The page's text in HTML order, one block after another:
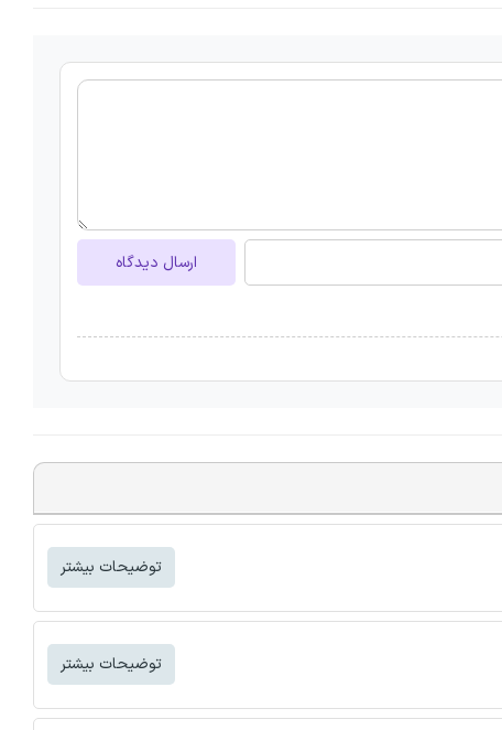
ارسال دیدگاه
توضیحات بیشتر
توضیحات بیشتر